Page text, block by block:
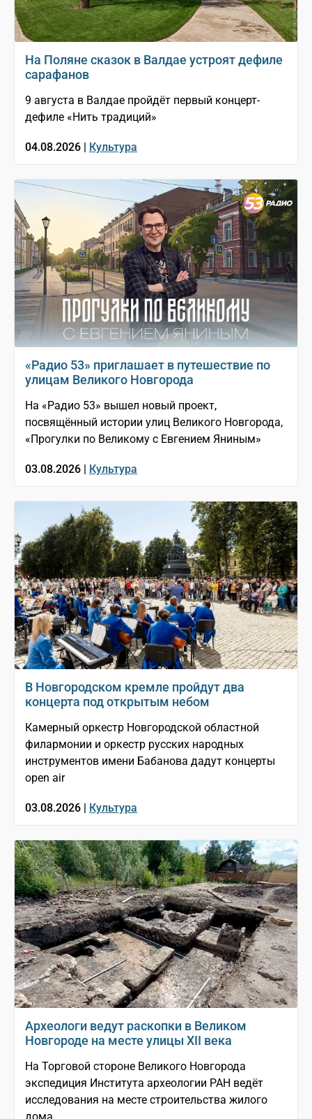
На Поляне сказок в Валдае устроят дефиле
сарафанов
9 августа в Валдае пройдёт первый концерт-
дефиле «Нить традиций»
04.08.2026 | Культура
«Радио 53» приглашает в путешествие по
улицам Великого Новгорода
На «Радио 53» вышел новый проект,
посвящённый истории улиц Великого Новгорода,
«Прогулки по Великому с Евгением Яниным»
03.08.2026 | Культура
В Новгородском кремле пройдут два
концерта под открытым небом
Камерный оркестр Новгородской областной
филармонии и оркестр русских народных
инструментов имени Бабанова дадут концерты
open air
03.08.2026 | Культура
Археологи ведут раскопки в Великом
Новгороде на месте улицы XII века
На Торговой стороне Великого Новгорода
экспедиция Института археологии РАН ведёт
исследования на месте строительства жилого